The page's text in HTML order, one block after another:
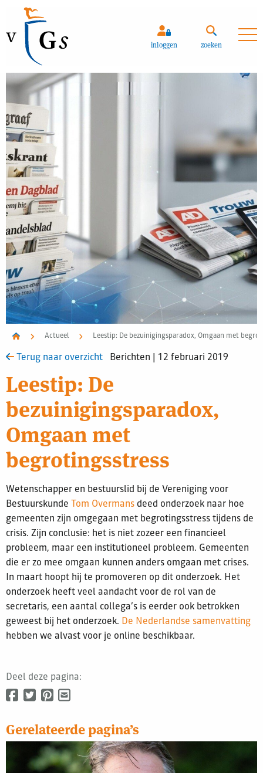
inloggen zoekenZoeken
Actueel Leestip: De bezuinigingsparadox, Omgaan met
Terug naar overzicht Berichten | 12 februari 2019
Leestip: De
bezuinigingsparadox,
Omgaan met
begrotingsstress
Wetenschapper en bestuurslid bij de Vereniging voor
BestuurskundeTom Overmansdeed onderzoek naar hoe
gemeenten zijn omgegaan met begrotingsstress tijdens de
crisis. Zijn conclusie: het is niet zozeer een financieel
probleem, maar een institutioneel probleem. Gemeenten
die er zo mee omgaan kunnen anders omgaan met crises.
In maart hoopt hij te promoveren op dit onderzoek. Het
onderzoek heeft veel aandacht voor de rol van de
secretaris, een aantal collega’s is eerder ook betrokken
geweest bij het onderzoek.De Nederlandse samenvatting
hebben we alvast voor je online beschikbaar.
Deel deze pagina:
Gerelateerde pagina’s